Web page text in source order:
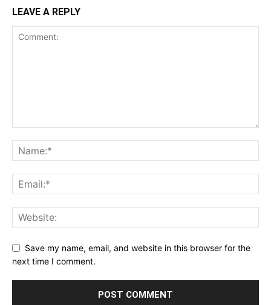
LEAVE A REPLY
Save my name, email, and website in this browser for the
next time I comment.